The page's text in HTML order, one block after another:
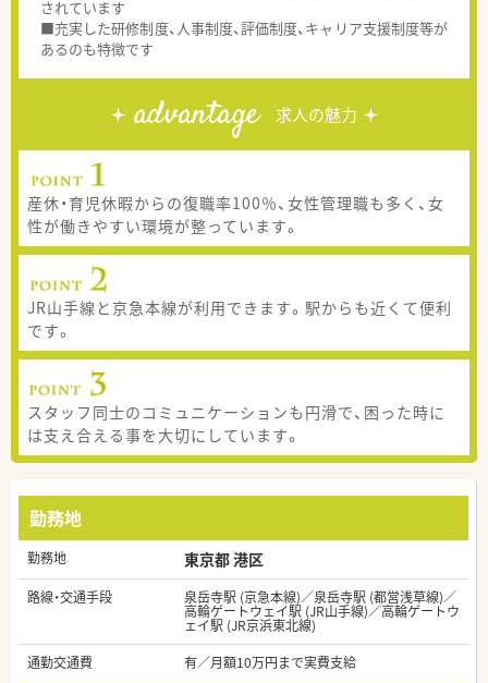
されています
■充実した研修制度、人事制度、評価制度、キャリア支援制度等が
あるのも特徴です
advantage 求人の魅力
産休・育児休暇からの復職率100％、女性管理職も多く、女
性が働きやすい環境が整っています。
JR山手線と京急本線が利用できます。駅からも近くて便利
です。
スタッフ同士のコミュニケーションも円滑で、困った時に
は支え合える事を大切にしています。
勤務地
勤務地 東京都 港区
路線・交通手段 泉岳寺駅 (京急本線)／泉岳寺駅 (都営浅草線)／
高輪ゲートウェイ駅 (JR山手線)／高輪ゲートウ
ェイ駅 (JR京浜東北線)
通勤交通費
有／月額10万円まで実費支給